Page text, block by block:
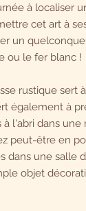
à localiser
cet art à
un
ou le fer blanc !
rustique sert
également à
l'abri dans une
peut-être en
dans une salle
objet